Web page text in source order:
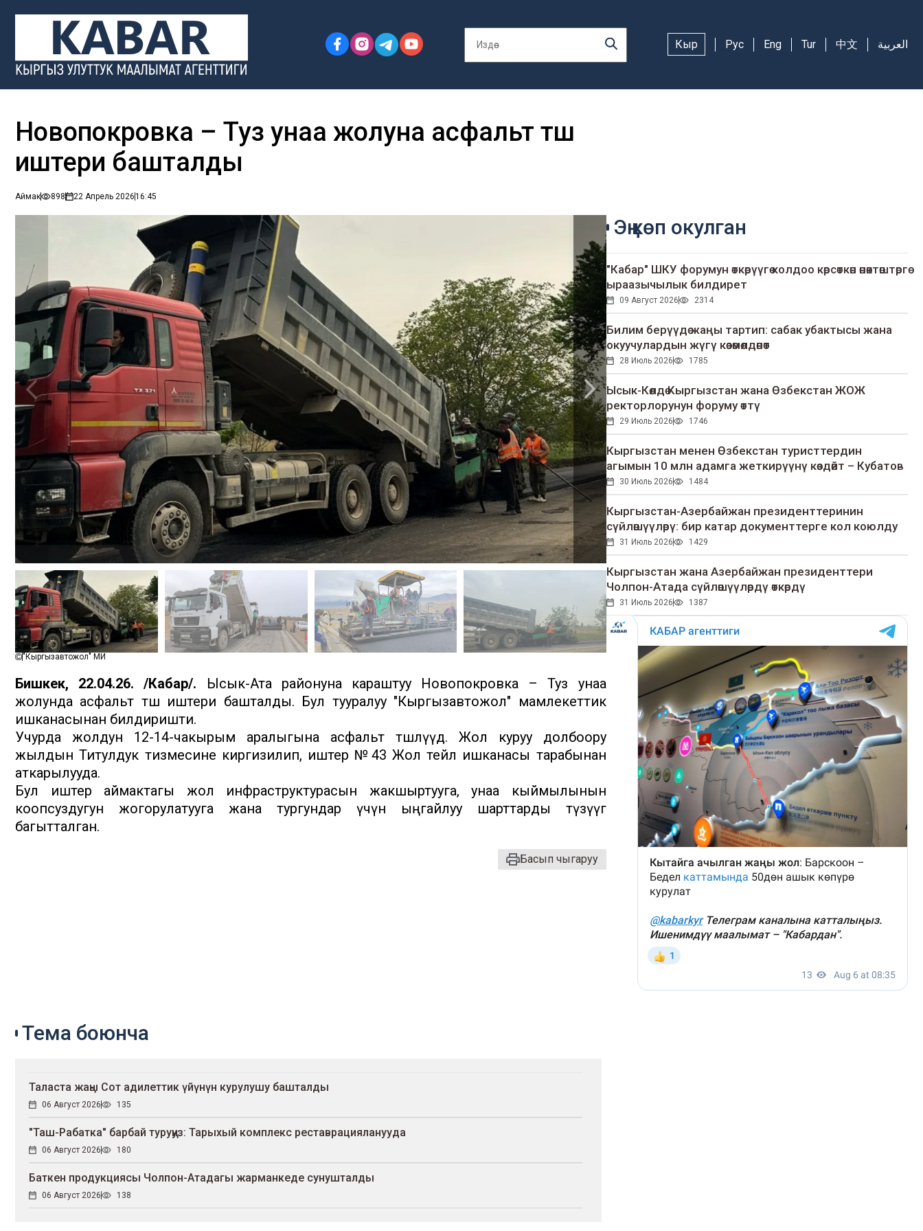
Кыр Рус Eng Tur 中文 العربية
Новопокровка – Туз унаа жолуна асфальт төшөө
иштери башталды
Аймак 898 22 Апрель 202616:45
"Кыргызавтожол" МИ
Бишкек, 22.04.26. /Кабар/. Ысык-Ата районуна караштуу Новопокровка – Туз унаа
жолунда асфальт төшөө иштери башталды. Бул тууралуу "Кыргызавтожол" мамлекеттик
ишканасынан билдиришти.
Учурда жолдун 12-14-чакырым аралыгына асфальт төшөлүүдө. Жол куруу долбоору
жылдын Титулдук тизмесине киргизилип, иштер №43 Жол тейлөө ишканасы тарабынан
аткарылууда.
Бул иштер аймактагы жол инфраструктурасын жакшыртууга, унаа кыймылынын
коопсуздугун жогорулатууга жана тургундар үчүн ыңгайлуу шарттарды түзүүгө
багытталган.
Басып чыгаруу
Эң көп окулган
"Кабар" ШКУ форумун өткөрүүгө колдоо көрсөткөн өнөктөштөргө
ыраазычылык билдирет
09 Август 2026 2314
Билим берүүдө жаңы тартип: сабак убактысы жана
окуучулардын жүгү көзөмөлдөнөт
28 Июль 2026 1785
Ысык-Көлдө Кыргызстан жана Өзбекстан ЖОЖ
ректорлорунун форуму өттү
29 Июль 2026 1746
Кыргызстан менен Өзбекстан туристтердин
агымын 10 млн адамга жеткирүүнү көздөйт – Кубатов
30 Июль 2026 1484
Кыргызстан-Азербайжан президенттеринин
сүйлөшүүлөрү: бир катар документтерге кол коюлду
31 Июль 2026 1429
Кыргызстан жана Азербайжан президенттери
Чолпон-Атада сүйлөшүүлөрдү өткөрдү
31 Июль 2026 1387
Тема боюнча
Таласта жаңы Сот адилеттик үйүнүн курулушу башталды
06 Август 2026 135
"Таш-Рабатка" барбай туруңуз: Тарыхый комплекс реставрацияланууда
06 Август 2026 180
Баткен продукциясы Чолпон-Атадагы жарманкеде сунушталды
06 Август 2026 138